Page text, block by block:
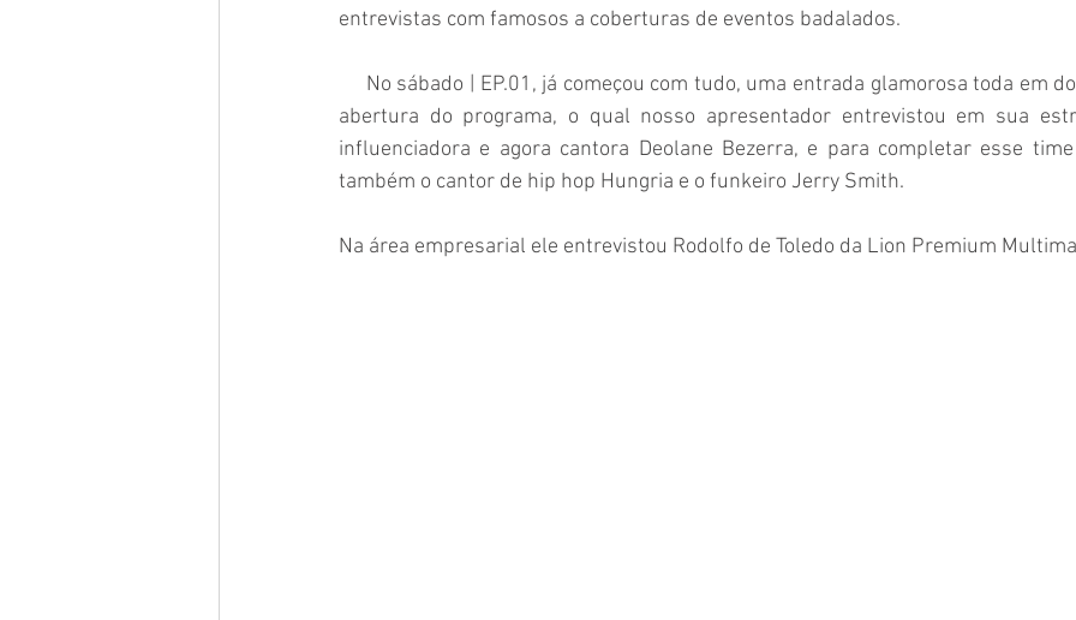
entrevistas com famosos a coberturas de eventos badalados.
abertura do programa, o qual nosso apresentador entrevistou em sua
influenciadora e agora cantora Deolane Bezerra, e para completar esse
também o cantor de hip hop Hungria e o funkeiro Jerry Smith.
Na área empresarial ele entrevistou Rodolfo de Toledo da Lion Premium